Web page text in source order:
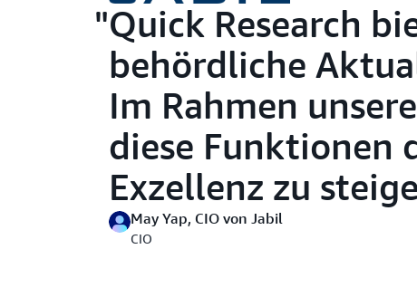
Quick Research
behördliche
Im Rahmen
diese Funktionen
Exzellenz zu
May Yap, CIO von Jabil
CIO